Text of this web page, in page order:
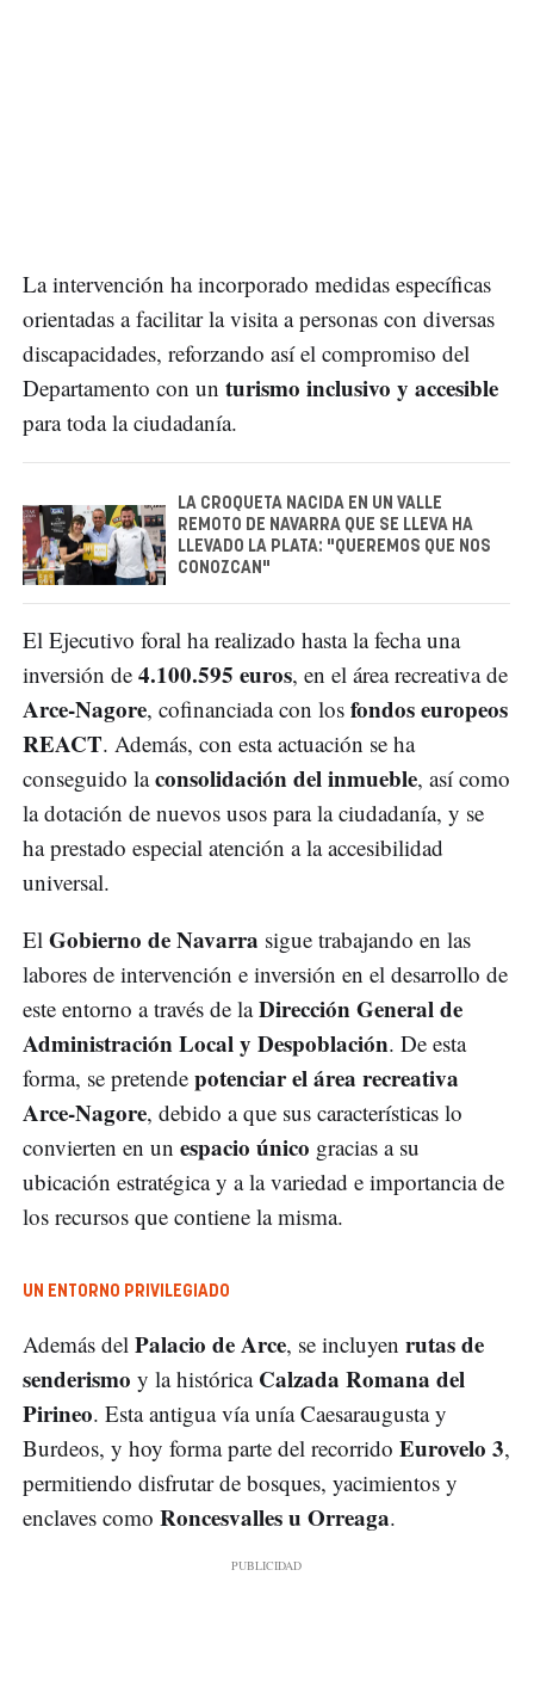
La intervención ha incorporado medidas específicas
orientadas a facilitar la visita a personas con diversas
discapacidades, reforzando así el compromiso del
Departamento con un turismo inclusivo y accesible
para toda la ciudadanía.
LA CROQUETA NACIDA EN UN VALLE
REMOTO DE NAVARRA QUE SE LLEVA HA
LLEVADO LA PLATA: "QUEREMOS QUE NOS
CONOZCAN"
El Ejecutivo foral ha realizado hasta la fecha una
inversión de 4.100.595 euros, en el área recreativa de
Arce-Nagore, cofinanciada con los fondos europeos
REACT. Además, con esta actuación se ha
conseguido laconsolidación del inmueble, así como
la dotación de nuevos usos para la ciudadanía, y se
ha prestado especial atención a la accesibilidad
universal.
El Gobierno de Navarra sigue trabajando en las
labores de intervención e inversión en el desarrollo de
este entorno a través de laDirección General de
Administración Local y Despoblación. De esta
forma, se pretende potenciar el área recreativa
Arce-Nagore, debido a que sus características lo
convierten en un espacio único gracias a su
ubicación estratégica y a la variedad e importancia de
los recursos que contiene la misma.
UN ENTORNO PRIVILEGIADO
Además del Palacio de Arce, se incluyen rutas de
senderismo y la histórica Calzada Romana del
Pirineo. Esta antigua vía unía Caesaraugusta y
Burdeos, y hoy forma parte del recorrido Eurovelo 3,
permitiendo disfrutar de bosques, yacimientos y
enclaves como Roncesvalles u Orreaga.